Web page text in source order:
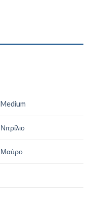
Medium
Νιτρίλιο
Μαύρο